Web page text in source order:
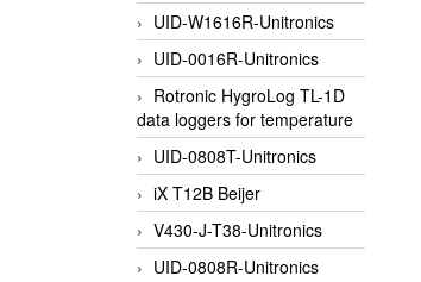
UID-W1616R-Unitronics
UID-0016R-Unitronics
Rotronic HygroLog TL-1D
data loggers for temperature
UID-0808T-Unitronics
iX T12B Beijer
V430-J-T38-Unitronics
UID-0808R-Unitronics